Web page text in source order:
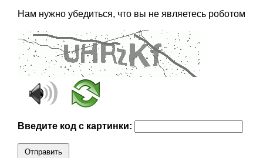
Нам нужно убедиться, что вы не являетесь роботом
Введите код с картинки:
Отправить